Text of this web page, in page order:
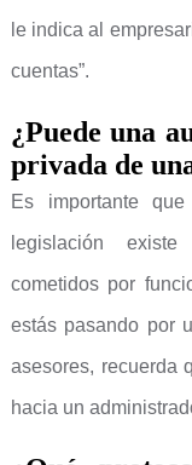
le indica al
cuentas”.
¿Puede una
privada de
Es importante
legislación
cometidos por
estás pasando por
asesores, recuerda
hacia un